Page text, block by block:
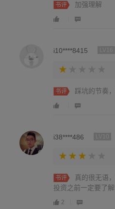
书评 加强理解
i10****8415
书评 踩坑的节奏
i38****486
书评
真的很无语
投资之前一定要了解
2